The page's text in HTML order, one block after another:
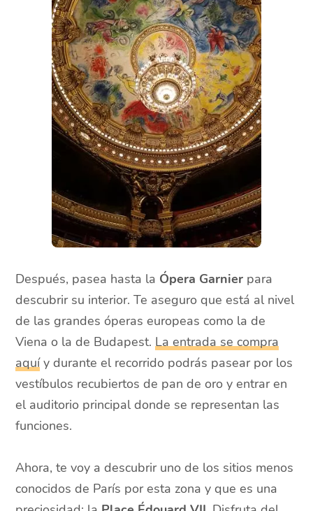
Después, pasea hasta la Ópera Garnier para
descubrir su interior. Te aseguro que está al nivel
de las grandes óperas europeas como la de
Viena o la de Budapest.La entrada se compra
aquíy durante el recorrido podrás pasear por los
vestíbulos recubiertos de pan de oro y entrar en
el auditorio principal donde se representan las
funciones.
Ahora, te voy a descubrir uno de los sitios menos
conocidos de París por esta zona y que es una